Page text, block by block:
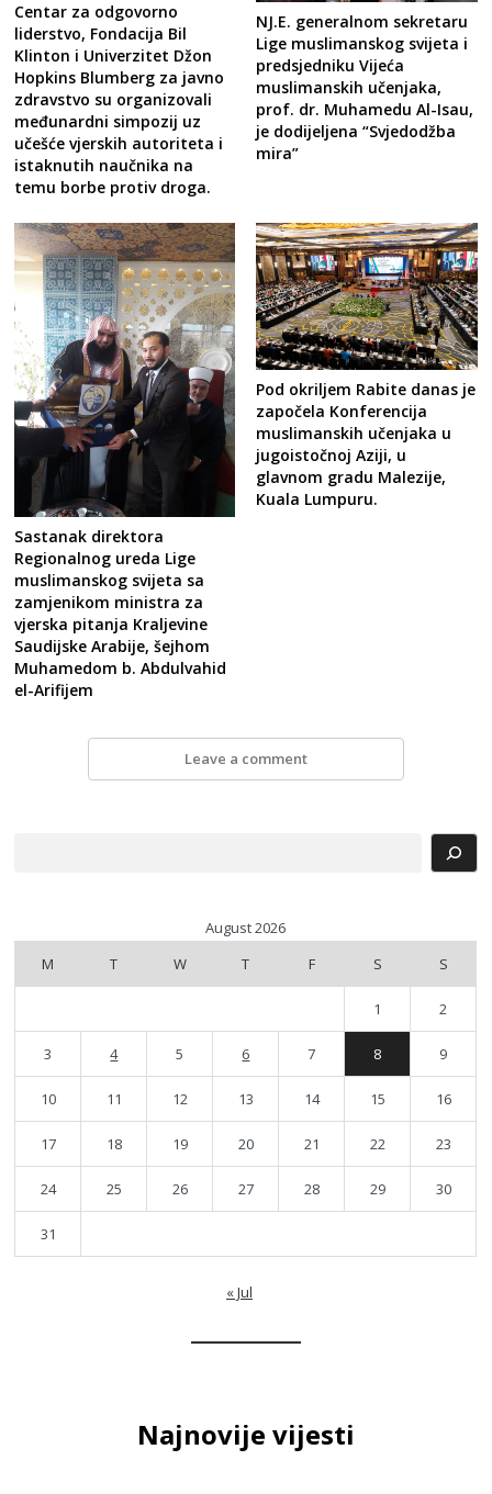
Centar za odgovorno
liderstvo, Fondacija Bil
Klinton i Univerzitet Džon
Hopkins Blumberg za javno
zdravstvo su organizovali
međunardni simpozij uz
učešće vjerskih autoriteta i
istaknutih naučnika na
temu borbe protiv droga.
NJ.E. generalnom sekretaru
Lige muslimanskog svijeta i
predsjedniku Vijeća
muslimanskih učenjaka,
prof. dr. Muhamedu Al-Isau,
je dodijeljena “Svjedodžba
mira”
Sastanak direktora
Regionalnog ureda Lige
muslimanskog svijeta sa
zamjenikom ministra za
vjerska pitanja Kraljevine
Saudijske Arabije, šejhom
Muhamedom b. Abdulvahid
el-Arifijem
Pod okriljem Rabite danas je
započela Konferencija
muslimanskih učenjaka u
jugoistočnoj Aziji, u
glavnom gradu Malezije,
Kuala Lumpuru.
Leave a comment
August 2026
M
T W T F S S
1 2
3 4 5 6 7 8 9
10 11 12 13 14 15 16
17 18 19 20 21 22 23
24 25 26 27 28 29 30
31
« Jul
Najnovije vijesti